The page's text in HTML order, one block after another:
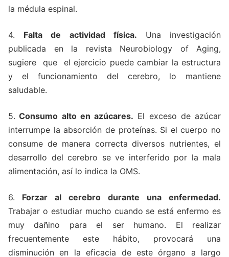
la médula espinal.
4. Falta de actividad física. Una investigación
publicada en la revista Neurobiology of Aging,
sugiere que el ejercicio puede cambiar la estructura
y el funcionamiento del cerebro, lo mantiene
saludable.
5. Consumo alto en azúcares. El exceso de azúcar
interrumpe la absorción de proteínas. Si el cuerpo no
consume de manera correcta diversos nutrientes, el
desarrollo del cerebro se ve interferido por la mala
alimentación, así lo indica la OMS.
6. Forzar al cerebro durante una enfermedad.
Trabajar o estudiar mucho cuando se está enfermo es
muy dañino para el ser humano. El realizar
frecuentemente este hábito, provocará una
disminución en la eficacia de este órgano a largo